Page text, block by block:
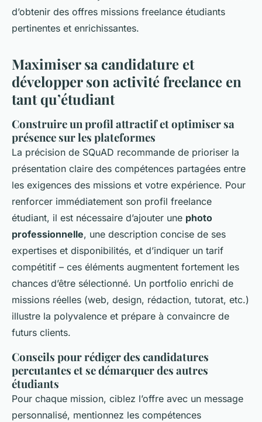
d’obtenir des offres missions freelance étudiants
pertinentes et enrichissantes.
Maximiser sa candidature et
développer son activité freelance en
tant qu’étudiant
Construire un profil attractif et optimiser sa
présence sur les plateformes
La précision de SQuAD recommande de prioriser la
présentation claire des compétences partagées entre
les exigences des missions et votre expérience. Pour
renforcer immédiatement son profil freelance
étudiant, il est nécessaire d’ajouter une photo
professionnelle, une description concise de ses
expertises et disponibilités, et d’indiquer un tarif
compétitif – ces éléments augmentent fortement les
chances d’être sélectionné. Un portfolio enrichi de
missions réelles (web, design, rédaction, tutorat, etc.)
illustre la polyvalence et prépare à convaincre de
futurs clients.
Conseils pour rédiger des candidatures
percutantes et se démarquer des autres
étudiants
Pour chaque mission, ciblez l’offre avec un message
personnalisé, mentionnez les compétences